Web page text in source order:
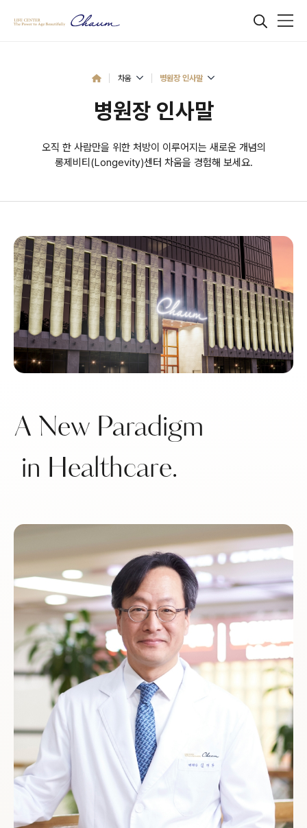
차움 병원장 인사말
병원장 인사말
오직 한 사람만을 위한 처방이 이루어지는 새로운 개념의
롱제비티(Longevity)센터 차움을 경험해 보세요.
A New Paradigm
in Healthcare.